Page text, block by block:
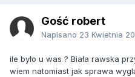
Gość robert
Napisano 23 Kwietnia
ile było u was ? Biała rawska
wiem natomiast jak sprawa